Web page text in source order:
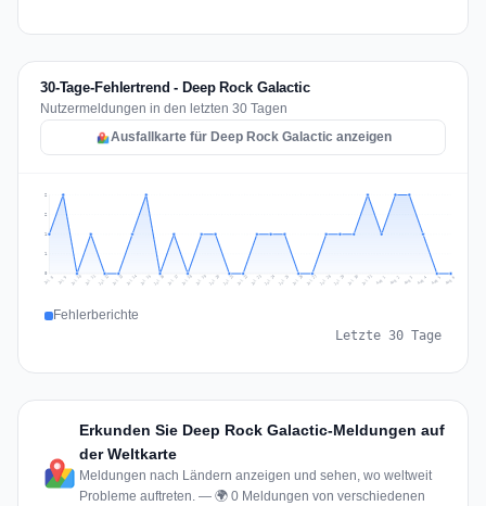
30-Tage-Fehlertrend - Deep Rock Galactic
Nutzermeldungen in den letzten 30 Tagen
Ausfallkarte für Deep Rock Galactic anzeigen
1
1
2
2
Jul 8 Jul 9 Jul 10 Jul 11 Jul 12 Jul 13 Jul 14 Jul 15 Jul 16 Jul 17 Jul 18 Jul 19 Jul 20 Jul 21 Jul 22 Jul 23 Jul 24 Jul 25 Jul 26 Jul 27 Jul 28 Jul 29 Jul 30 Jul 31 Aug 1 Aug 2 Aug 3 Aug 4 Aug 5 Aug 6
Fehlerberichte
Letzte 30 Tage
Erkunden Sie Deep Rock Galactic-Meldungen auf
der Weltkarte
Meldungen nach Ländern anzeigen und sehen, wo weltweit
Probleme auftreten. — 🌍 0 Meldungen von verschiedenen